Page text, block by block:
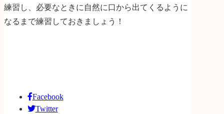
練習し、必要なときに自然に口から出てくるように
なるまで練習しておきましょう！
Facebook
Twitter